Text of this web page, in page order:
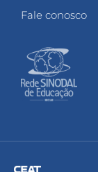
Fale conosco